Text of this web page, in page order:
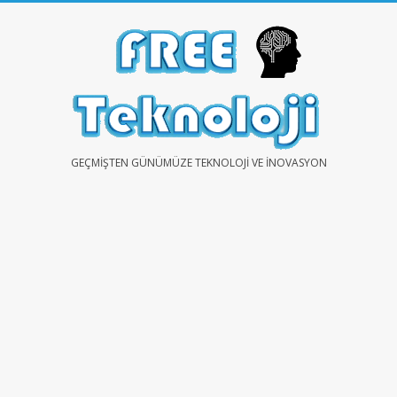
FREEGEÇMIŞTEN GÜNÜMÜZE TEKNOLOJI VE İNOVASYON